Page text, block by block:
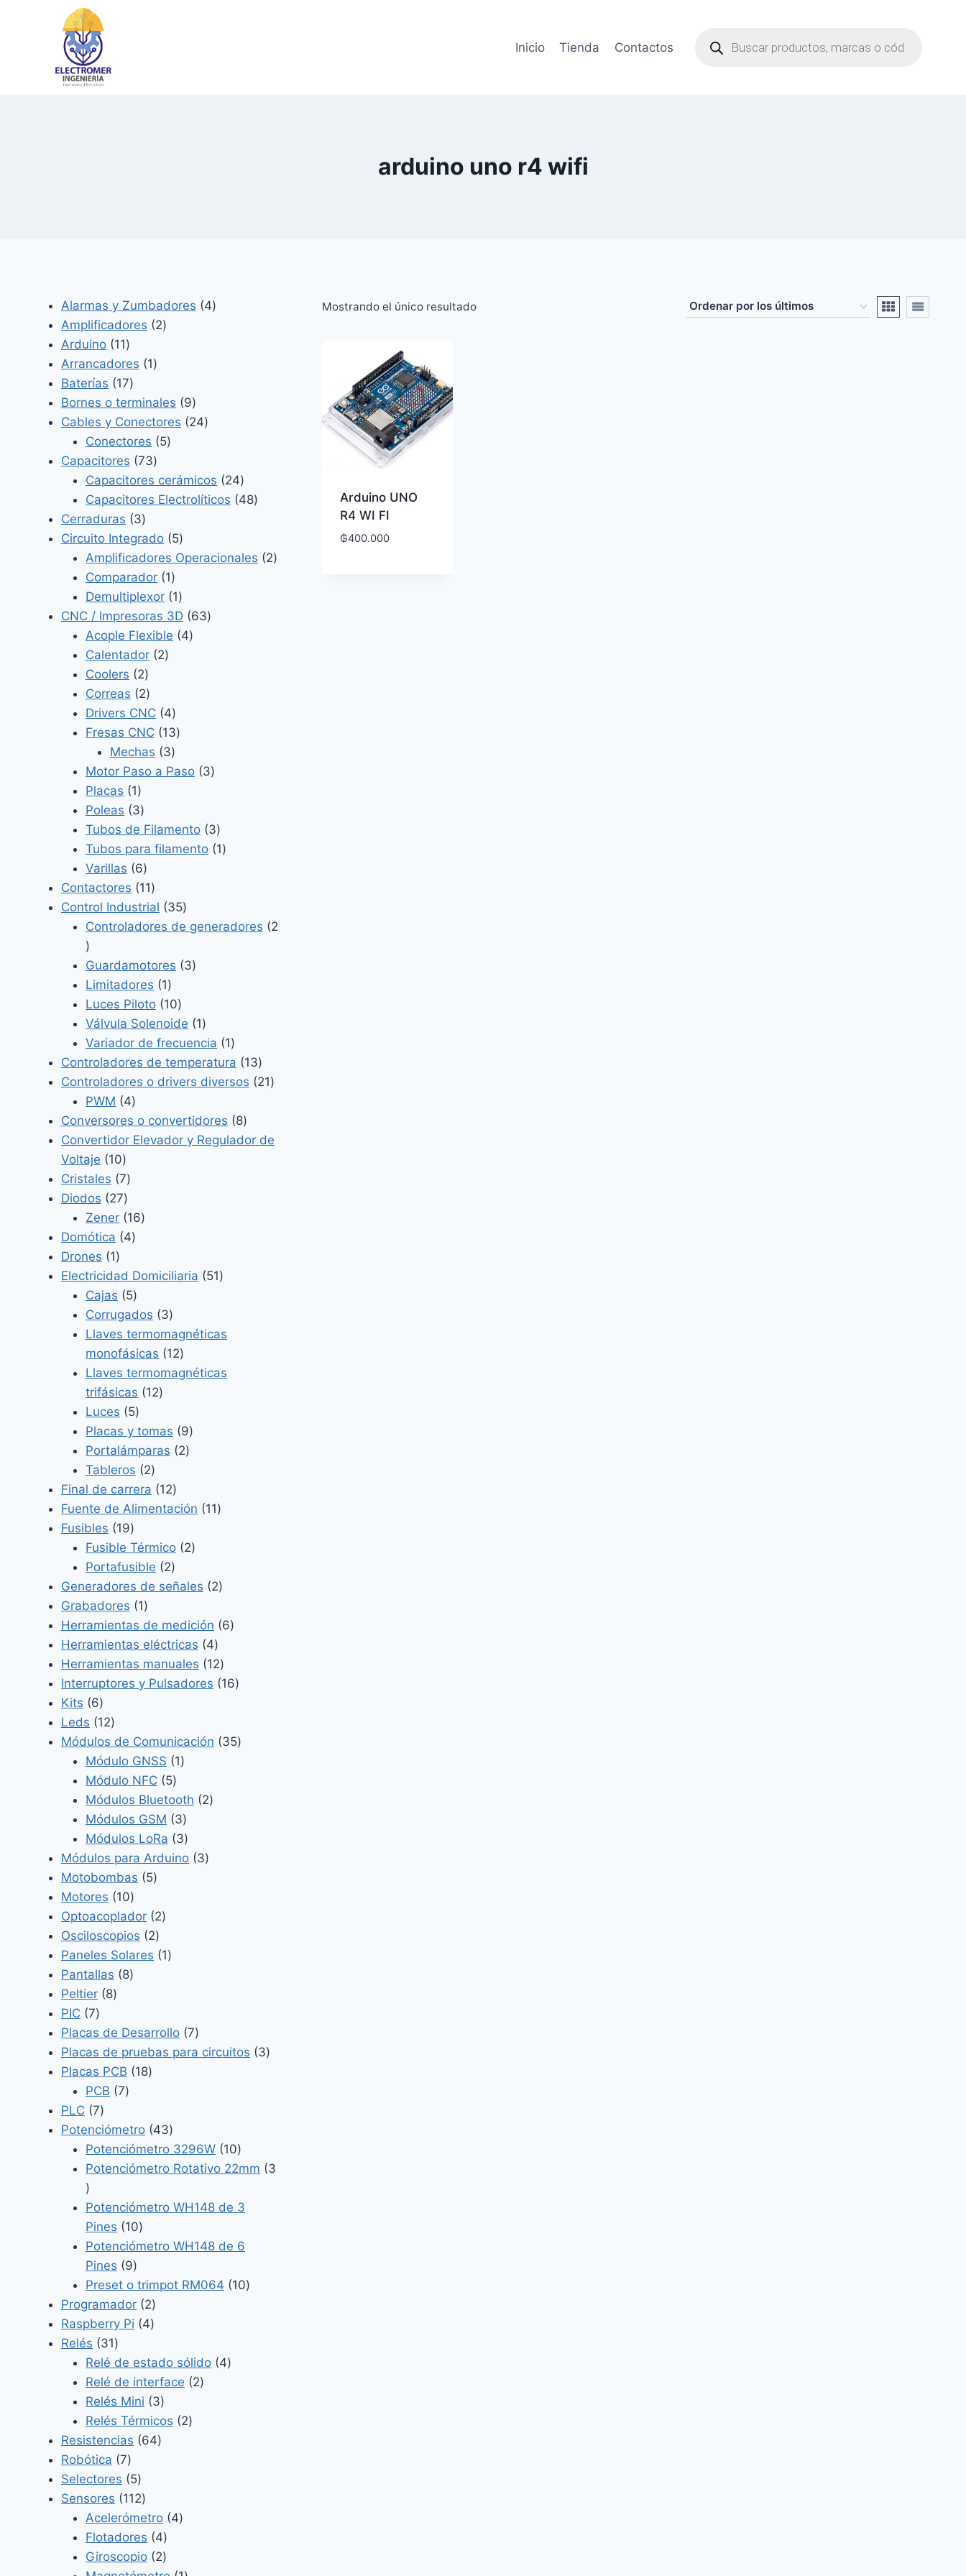
Inicio Tienda Contactos
productos
arduino uno r4 wifi
Mostrando el único resultado
Arduino UNO
R4 WI FI
₲400.000
Alarmas y Zumbadores 44
Amplificadores 22
Arduino 1111
productos
Arrancadores 11
Baterías 1717
productos
Bornes o terminales 99
productos
Cables y Conectores 2424
Conectores 55
Capacitores 7373
productos
Capacitores cerámicos 2424
productos
Capacitores Electrolíticos 4848
Cerraduras 33
productos
Circuito Integrado 55
productos
Amplificadores Operacionales 22
Comparador 11
producto
Demultiplexor 11
producto
CNC / Impresoras 3D 6363
Acople Flexible 44
Calentador 22
Coolers 22
productos
Correas 22
productos
Drivers CNC 44
productos
Fresas CNC 1313
Mechas 33
productos
Motor Paso a Paso 33
Placas 11
producto
Poleas 33
productos
Tubos de Filamento 33
productos
Tubos para filamento 11
Varillas 66
productos
Contactores 1111
productos
Control Industrial 3535
productos
Controladores de generadores
2
2
productos
Guardamotores 33
Limitadores 11
producto
Luces Piloto 1010
productos
Válvula Solenoide 11
producto
Variador de frecuencia 11
producto
Controladores de temperatura 1313
productos
Controladores o drivers diversos 2121
PWM 44
productos
Conversores o convertidores 88
productos
Convertidor Elevador y Regulador de
Voltaje
1010
productos
Cristales 77
productos
Diodos 2727
productos
Zener 1616
Domótica 44
Drones 11
producto
Electricidad Domiciliaria 5151
Cajas 55
productos
Corrugados 33
productos
Llaves termomagnéticas
monofásicas
1212
productos
Llaves termomagnéticas
trifásicas
1212
Luces 55
productos
Placas y tomas 99
productos
Portalámparas 22
Tableros 22
productos
Final de carrera 1212
productos
Fuente de Alimentación 1111
Fusibles 1919
productos
Fusible Térmico 22
Portafusible 22
productos
Generadores de señales 22
Grabadores 11
producto
Herramientas de medición 66
Herramientas eléctricas 44
productos
Herramientas manuales 1212
productos
Interruptores y Pulsadores 1616
Kits 66
productos
Leds 1212
productos
Módulos de Comunicación 3535
Módulo GNSS 11
Módulo NFC 55
productos
Módulos Bluetooth 22
Módulos GSM 33
productos
Módulos LoRa 33
productos
Módulos para Arduino 33
Motobombas 55
Motores 1010
productos
Optoacoplador 22
Osciloscopios 22
productos
Paneles Solares 11
Pantallas 88
Peltier 88
PIC 77
productos
Placas de Desarrollo 77
productos
Placas de pruebas para circuitos 33
Placas PCB 1818
PCB 77
PLC 77
productos
Potenciómetro 4343
productos
Potenciómetro 3296W 1010
productos
Potenciómetro Rotativo 22mm
3
3
productos
Potenciómetro WH148 de 3
Pines
1010
productos
Potenciómetro WH148 de 6
Pines
99
productos
Preset o trimpot RM064 1010
Programador 22
productos
Raspberry Pi 44
Relés 3131
productos
Relé de estado sólido 44
Relé de interface 22
Relés Mini 33
productos
Relés Térmicos 22
Resistencias 6464
Robótica 77
productos
Selectores 55
productos
Sensores 112112
productos
Acelerómetro 44
Flotadores 44
productos
Giroscopio 22